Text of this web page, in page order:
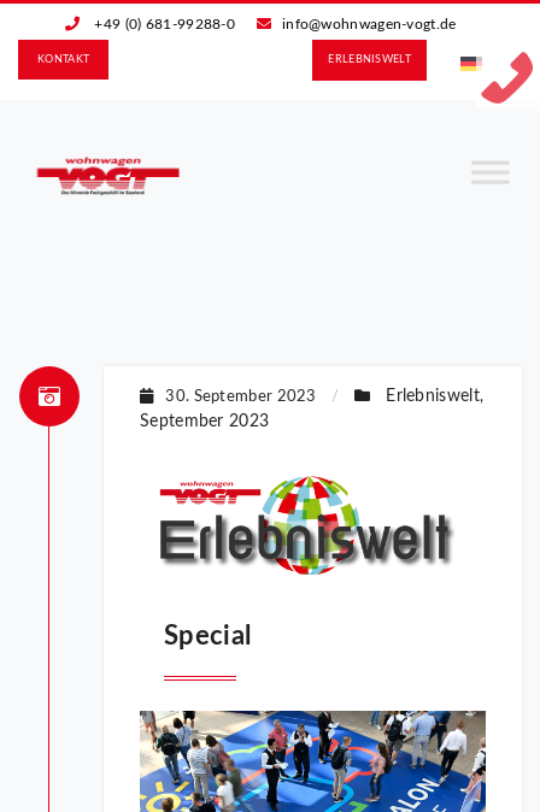
+49 (0) 681-99288-0 info@wohnwagen-vogt.de
ERLEBNIS­WELT
KONTAKT
30. September 2023 / Erlebniswelt,
September 2023
Special